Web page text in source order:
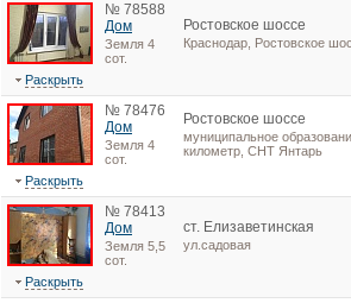
№ 78588
Дом
Земля 4
сот.
Ростовское шоссе
Краснодар, Ростовское
Раскрыть
№ 78476
Дом
Земля 4
сот.
Ростовское шоссе
муниципальное
километр, СНТ Янтарь
Раскрыть
№ 78413
Дом
Земля 5,5
сот.
ст. Елизаветинская
ул.садовая
Раскрыть